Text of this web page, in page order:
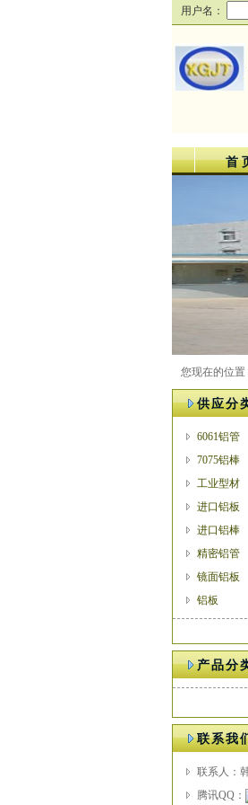
用户名：
首
您现在的位置
供应分
6061铝管
7075铝棒
工业型材
进口铝板
进口铝棒
精密铝管
镜面铝板
铝板
产品分
联系我
联系人：
腾讯QQ：